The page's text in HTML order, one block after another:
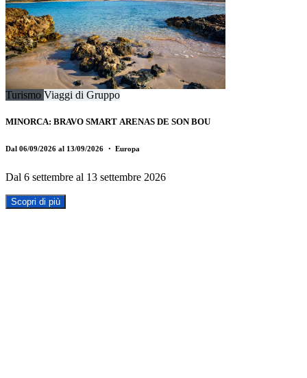
Turismo Viaggi di Gruppo
MINORCA: BRAVO SMART ARENAS DE SON BOU
Dal 06/09/2026 al 13/09/2026 ・ Europa
Dal 6 settembre al 13 settembre 2026
Scopri di più